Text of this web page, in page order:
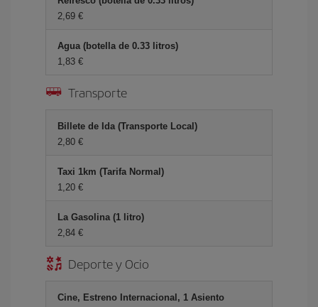
2,69
Agua (botella de 0.33 litros)
1,83
Transporte
Billete de Ida (Transporte Local)
2,80
Taxi 1km (Tarifa Normal)
1,20
La Gasolina (1 litro)
2,84
Deporte y Ocio
Cine, Estreno Internacional, 1 Asiento